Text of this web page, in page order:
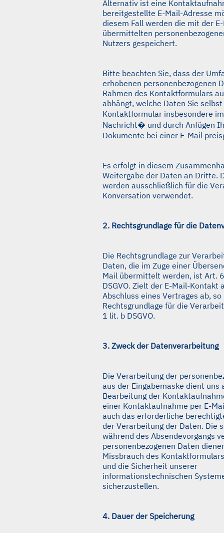
Alternativ ist eine
bereitgestellte E-Mail-Adresse
diesem Fall werden die mit der
übermittelten
Nutzers gespeichert.
Bitte beachten Sie, dass der
erhobenen personenbezogenen
Rahmen des Kontaktformulars
abhängt, welche Daten Sie
Kontaktformular insbesondere
Nachricht� und durch Anfügen
Dokumente bei einer E-Mail
Es erfolgt in diesem
Weitergabe der Daten an Dritte.
werden ausschließlich für die
Konversation verwendet.
2. Rechtsgrundlage für die
Die Rechtsgrundlage zur
Daten, die im Zuge einer
Mail übermittelt werden, ist Art.
DSGVO. Zielt der E-Mail-Kontakt
Abschluss eines Vertrages ab,
Rechtsgrundlage für die
1 lit. b DSGVO.
3. Zweck der Datenverarbeitung
Die Verarbeitung der
aus der Eingabemaske dient uns
Bearbeitung der
einer Kontaktaufnahme per E-
auch das erforderliche
der Verarbeitung der Daten. Die
während des Absendevorgangs
personenbezogenen Daten
Missbrauch des
und die Sicherheit unserer
informationstechnischen
sicherzustellen.
4. Dauer der Speicherung